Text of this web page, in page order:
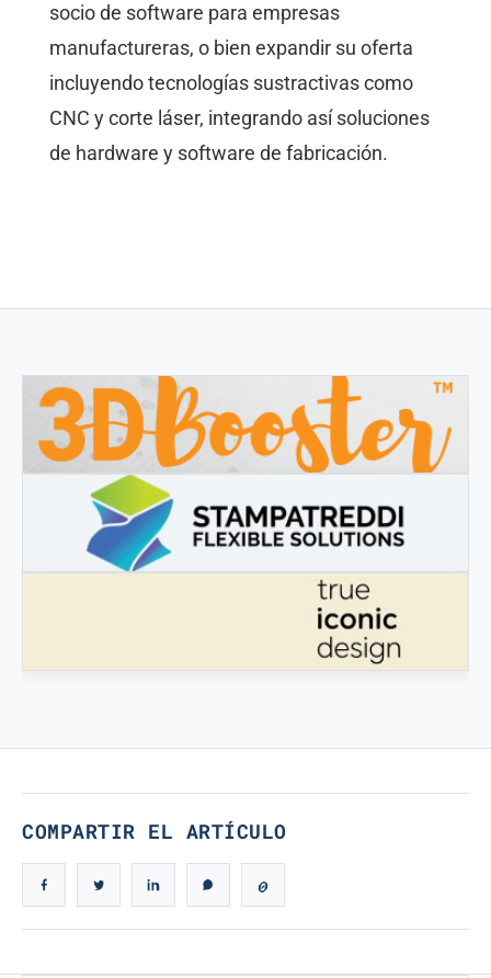
socio de software para empresas
manufactureras, o bien expandir su oferta
incluyendo tecnologías sustractivas como
CNC y corte láser, integrando así soluciones
de hardware y software de fabricación.
3DBOOSTER
3DBooster - Productos innovadores para impresión 3D
COMPARTIR EL ARTÍCULO